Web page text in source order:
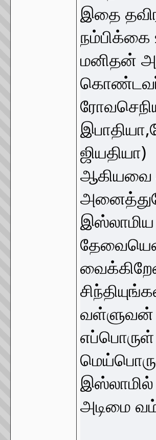
இதை
மனிதன்
ஜியதியா)
ஆகியவை
இஸ்லாமிய
வள்ளுவன்
எப்பொருள்
அடிமை